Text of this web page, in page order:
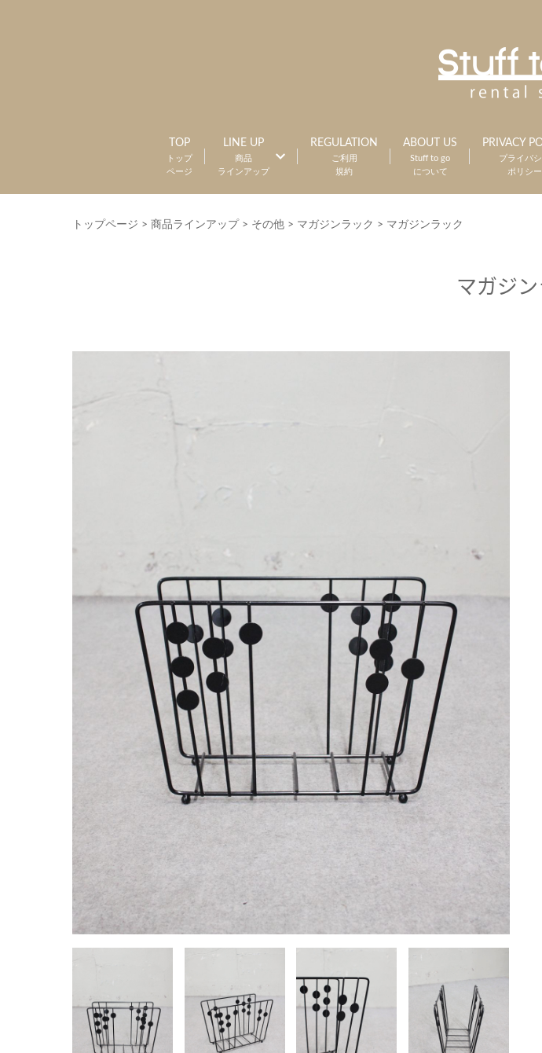
TOP
トップ
ページ
LINE UP
商品
ラインアップ
REGULATION
ご利用
規約
ABOUT US
Stuff to go
について
PRIVACY
プライバ
ポリシー
トップページ > 商品ラインアップ > その他 > マガジンラック > マガジンラック
マガジ